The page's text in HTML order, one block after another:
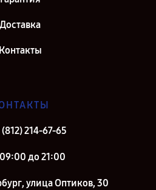
Доставка
Контакты
(812) 214-67-65
до 21:00
улица Оптиков, 30